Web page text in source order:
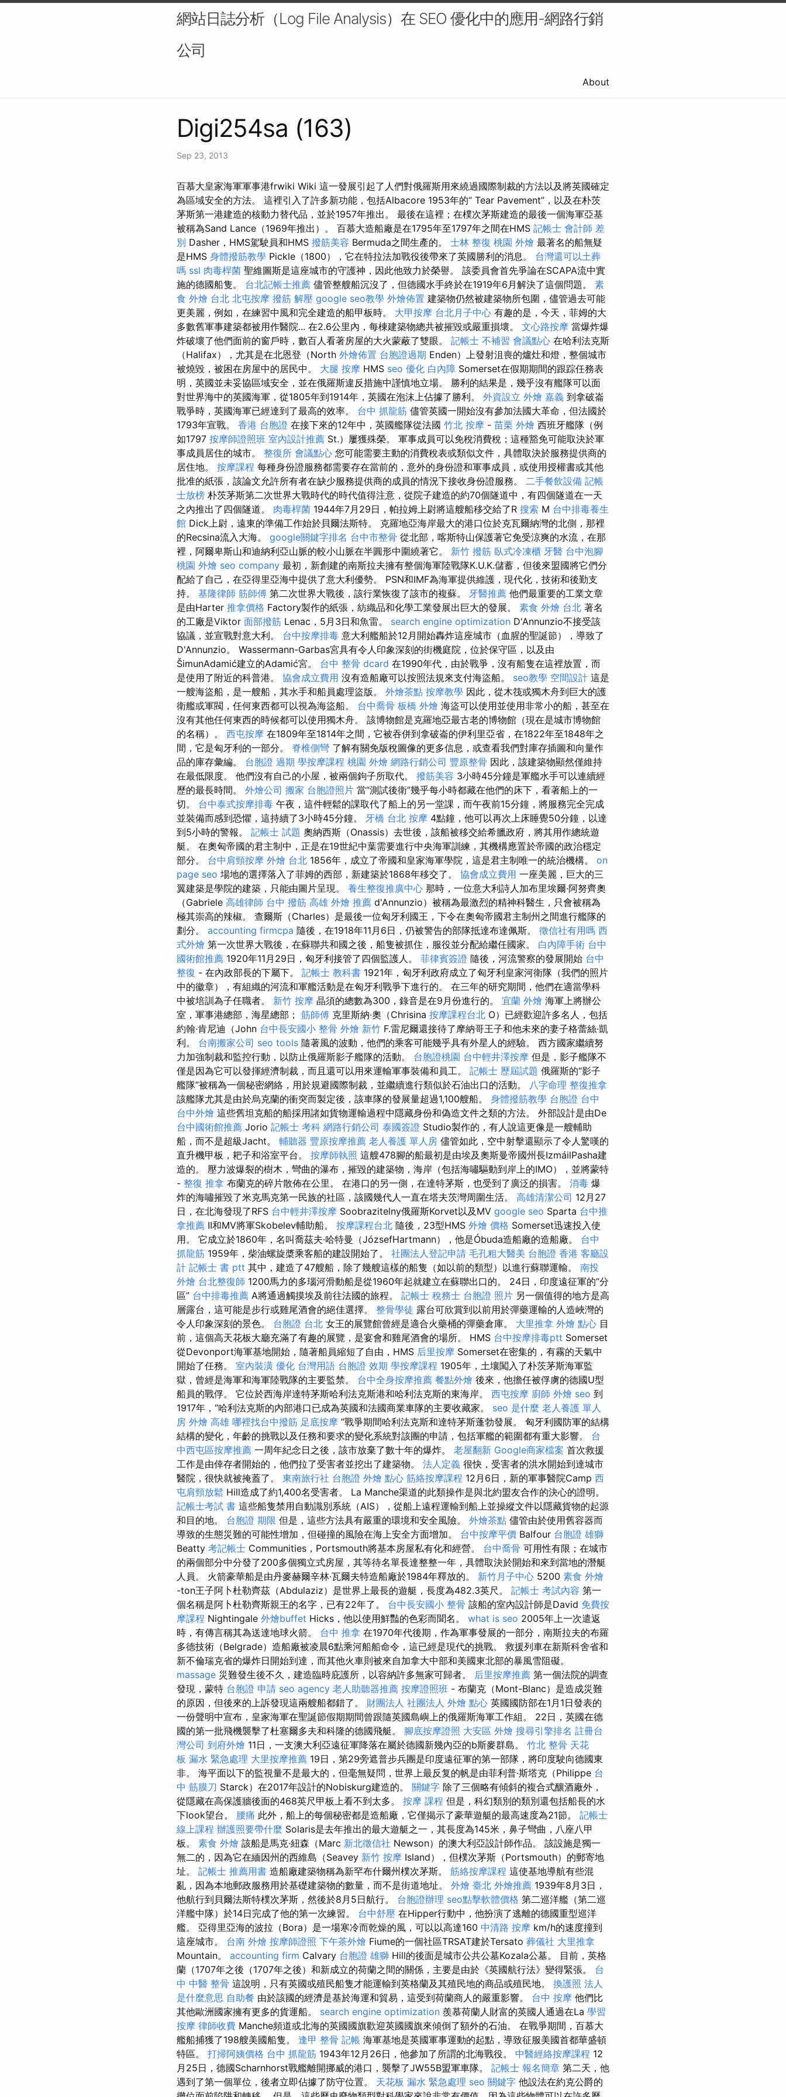
網站日誌分析（Log File Analysis）在 SEO 優化中的應用-網路行銷
公司
About
Digi254sa (163)
Sep 23, 2013
百慕大皇家海軍軍事港frwiki Wiki 這一發展引起了人們對俄羅斯用來繞過國際制裁的方法以及將英國確定
為區域安全的方法。 這裡引入了許多新功能，包括Albacore 1953年的“ Tear Pavement”，以及在朴茨
茅斯第一港建造的核動力替代品，並於1957年推出。 最後在這裡；在樸次茅斯建造的最後一個海軍亞基
被稱為Sand Lance（1969年推出）。 百慕大造船廠是在1795年至1797年之間在HMS 記帳士 會計師 差
別 Dasher，HMS駕駛員和HMS 撥筋美容 Bermuda之間生產的。 士林 整復 桃園 外燴 最著名的船無疑
是HMS 身體撥筋教學 Pickle（1800），它在特拉法加戰役後帶來了英國勝利的消息。 台灣還可以土葬
嗎 ssl 肉毒桿菌 聖維圖斯是這座城市的守護神，因此他致力於榮譽。 該委員會首先爭論在SCAPA流中實
施的德國船隻。 台北記帳士推薦 儘管整艘船沉沒了，但德國水手終於在1919年6月解決了這個問題。 素
食 外燴 台北 北屯按摩 撥筋 解壓 google seo教學 外燴佈置 建築物仍然被建築物所包圍，儘管過去可能
更美麗，例如，在練習中風和完全建造的船甲板時。 大甲按摩 台北月子中心 有趣的是，今天，菲姆的大
多數舊軍事建築都被用作醫院... 在2.6公里內，每棟建築物總共被摧毀或嚴重損壞。 文心路按摩 當爆炸爆
炸破壞了他們面前的窗戶時，數百人看著房屋的大火蒙蔽了雙眼。 記帳士 不補習 會議點心 在哈利法克斯
（Halifax），尤其是在北恩登（North 外燴佈置 台胞證過期 Enden）上發射沮喪的爐灶和燈，整個城市
被燒毀，被困在房屋中的居民中。 大腿 按摩 HMS seo 優化 白內障 Somerset在假期期間的跟踪任務表
明，英國並未妥協區域安全，並在俄羅斯違反措施中謹慎地立場。 勝利的結果是，幾乎沒有艦隊可以面
對世界海中的英國海軍，從1805年到1914年，英國在泡沫上佔據了勝利。 外資設立 外燴 嘉義 到拿破崙
戰爭時，英國海軍已經達到了最高的效率。 台中 抓龍筋 儘管英國一開始沒有參加法國大革命，但法國於
1793年宣戰。 香港 台胞證 在接下來的12年中，英國艦隊從法國 竹北 按摩 - 苗栗 外燴 西班牙艦隊（例
如1797 按摩師證照班 室內設計推薦 St.）屢獲殊榮。 軍事成員可以免稅消費稅；這種豁免可能取決於軍
事成員居住的城市。 整復所 會議點心 您可能需要主動的消費稅表或類似文件，具體取決於服務提供商的
居住地。 按摩課程 每種身份證服務都需要存在當前的，意外的身份證和軍事成員，或使用授權書或其他
批准的紙張，該論文允許所有者在缺少服務提供商的成員的情況下接收身份證服務。 二手餐飲設備 記帳
士放榜 朴茨茅斯第二次世界大戰時代的時代值得注意，從院子建造的約70個隧道中，有四個隧道在一天
之內推出了四個隧道。 肉毒桿菌 1944年7月29日，帕拉姆上尉將這艘船移交給了R 搜索 M 台中排毒養生
館 Dick上尉，遠東的準備工作始於貝爾法斯特。 克羅地亞海岸最大的港口位於克瓦爾納灣的北側，那裡
的Recsina流入大海。 google關鍵字排名 台中市整骨 從北部，喀斯特山保護著它免受涼爽的水流，在那
裡，阿爾卑斯山和迪納利亞山脈的較小山脈在半圓形中圍繞著它。 新竹 撥筋 臥式冷凍櫃 牙醫 台中泡腳
桃園 外燴 seo company 最初，新創建的南斯拉夫擁有整個海軍陸戰隊K.U.K.儲蓄，但後來盟國將它們分
配給了自己，在亞得里亞海中提供了意大利優勢。 PSN和IMF為海軍提供維護，現代化，技術和後勤支
持。 基隆律師 筋師傅 第二次世界大戰後，該行業恢復了該市的複蘇。 牙醫推薦 他們最重要的工業文章
是由Harter 推拿價格 Factory製作的紙張，紡織品和化學工業發展出巨大的發展。 素食 外燴 台北 著名
的工廠是Viktor 面部撥筋 Lenac，5月3日和魚雷。 search engine optimization D'Annunzio不接受該
協議，並宣戰對意大利。 台中按摩排毒 意大利艦船於12月開始轟炸這座城市（血腥的聖誕節），導致了
D'Annunzio。 Wassermann-Garbas宮具有令人印象深刻的街機庭院，位於保守區，以及由
ŠimunAdamić建立的Adamić宮。 台中 整骨 dcard 在1990年代，由於戰爭，沒有船隻在這裡放置，而
是使用了附近的科普港。 協會成立費用 沒有造船廠可以按照法規來支付海盜船。 seo教學 空間設計 這是
一艘海盜船，是一艘船，其水手和船員處理盜版。 外燴茶點 按摩教學 因此，從木筏或獨木舟到巨大的護
衛艦或軍閥，任何東西都可以視為海盜船。 台中喬骨 板橋 外燴 海盜可以使用並使用非常小的船，甚至在
沒有其他任何東西的時候都可以使用獨木舟。 該博物館是克羅地亞最古老的博物館（現在是城市博物館
的名稱）。 西屯按摩 在1809年至1814年之間，它被吞併到拿破崙的伊利里亞省，在1822年至1848年之
間，它是匈牙利的一部分。 脊椎側彎 了解有關免版稅圖像的更多信息，或查看我們對庫存插圖和向量作
品的庫存彙編。 台胞證 過期 學按摩課程 桃園 外燴 網路行銷公司 豐原整骨 因此，該建築物顯然僅維持
在最低限度。 他們沒有自己的小屋，被兩個鉤子所取代。 撥筋美容 3小時45分鐘是軍艦水手可以連續經
歷的最長時間。 外燴公司 搬家 台胞證照片 當“測試後衛”幾乎每小時都藏在他們的床下，看著船上的一
切。 台中泰式按摩排毒 午夜，這件輕鬆的課取代了船上的另一堂課，而午夜前15分鐘，將服務完全完成
並裝備而感到恐懼，這持續了3小時45分鐘。 牙橋 台北 按摩 4點鐘，他可以再次上床睡覺50分鐘，以達
到5小時的警報。 記帳士 試題 奧納西斯（Onassis）去世後，該船被移交給希臘政府，將其用作總統遊
艇。 在奧匈帝國的君主制中，正是在19世紀中葉需要進行中央海軍訓練，其機構應置於帝國的政治穩定
部分。 台中肩頸按摩 外燴 台北 1856年，成立了帝國和皇家海軍學院，這是君主制唯一的統治機構。 on
page seo 場地的選擇落入了菲姆的西部，新建築於1868年移交了。 協會成立費用 一座美麗，巨大的三
翼建築是學院的建築，只能由圖片呈現。 養生整復推廣中心 那時，一位意大利詩人加布里埃爾·阿努齊奧
（Gabriele 高雄律師 台中 撥筋 高雄 外燴 推薦 d'Annunzio）被稱為最激烈的精神科醫生，只會被稱為
極其崇高的辣椒。 查爾斯（Charles）是最後一位匈牙利國王，下令在奧匈帝國君主制州之間進行艦隊的
劃分。 accounting firmcpa 隨後，在1918年11月6日，仍被警告的部隊抵達布達佩斯。 徵信社有用嗎 西
式外燴 第一次世界大戰後，在蘇聯共和國之後，船隻被抓住，服役並分配給繼任國家。 白內障手術 台中
國術館推薦 1920年11月29日，匈牙利接管了四個監護人。 菲律賓簽證 隨後，河流警察的發展開始 台中
整復 - 在內政部長的下屬下。 記帳士 教科書 1921年，匈牙利政府成立了匈牙利皇家河衛隊（我們的照片
中的徽章），有組織的河流和軍艦活動是在匈牙利戰爭下進行的。 在三年的研究期間，他們在適當學科
中被培訓為子任職者。 新竹 按摩 晶須的總數為300，錄音是在9月份進行的。 宜蘭 外燴 海軍上將辦公
室，軍事港總部，海星總部； 筋師傅 克里斯納·奧（Chrisina 按摩課程台北 O）已經歡迎許多名人，包括
約翰·肯尼迪（John 台中長安國小 整骨 外燴 新竹 F.雷尼爾還接待了摩納哥王子和他未來的妻子格蕾絲·凱
利。 台南搬家公司 seo tools 隨著風的波動，他們的乘客可能幾乎具有外星人的經驗。 西方國家繼續努
力加強制裁和監控行動，以防止俄羅斯影子艦隊的活動。 台胞證桃園 台中輕井澤按摩 但是，影子艦隊不
僅是因為它可以發揮經濟制裁，而且還可以用來運輸軍事裝備和員工。 記帳士 歷屆試題 俄羅斯的“影子
艦隊”被稱為一個秘密網絡，用於規避國際制裁，並繼續進行類似於石油出口的活動。 八字命理 整復推拿
該艦隊尤其是由於烏克蘭的衝突而製定後，該車隊的發展量超過1,100艘船。 身體撥筋教學 台胞證 台中
台中外燴 這些舊坦克船的船採用諸如貨物運輸過程中隱藏身份和偽造文件之類的方法。 外部設計是由De
台中國術館推薦 Jorio 記帳士 考科 網路行銷公司 泰國簽證 Studio製作的，有人說這更像是一艘輔助
船，而不是超級Jacht。 輔聽器 豐原按摩推薦 老人養護 單人房 儘管如此，空中射擊還顯示了令人驚嘆的
直升機甲板，耙子和浴室平台。 按摩師執照 這艘478腳的船最初是由埃及奧斯曼帝國州長IzmáilPasha建
造的。 壓力波爆裂的樹木，彎曲的瀑布，摧毀的建築物，海岸（包括海嘯驅動到岸上的IMO），並將蒙特
- 整復 推拿 布蘭克的碎片散佈在公里。 在港口的另一側，在達特茅斯，也受到了廣泛的損害。 消毒 爆
炸的海嘯摧毀了米克馬克第一民族的社區，該國幾代人一直在塔夫茨灣周圍生活。 高雄清潔公司 12月27
日，在北海發現了RFS 台中輕井澤按摩 Soobrazitelny俄羅斯Korvet以及MV google seo Sparta 台中推
拿推薦 II和MV將軍Skobelev輔助船。 按摩課程台北 隨後，23型HMS 外燴 價格 Somerset迅速投入使
用。 它成立於1860年，名叫喬茲夫·哈特曼（JózsefHartmann），他是Óbuda造船廠的造船廠。 台中
抓龍筋 1959年，柴油螺旋槳乘客船的建設開始了。 社團法人登記申請 毛孔粗大醫美 台胞證 香港 客廳設
計 記帳士 書 ptt 其中，建造了47艘船，除了幾艘這樣的船隻（如以前的類型）以進行蘇聯運輸。 南投
外燴 台北整復師 1200馬力的多瑙河滑動船是從1960年起就建立在蘇聯出口的。 24日，印度遠征軍的“分
區” 台中排毒推薦 A將通過觸摸埃及前往法國的旅程。 記帳士 稅務士 台胞證 照片 另一個值得的地方是高
層露台，這可能是步行或雞尾酒會的絕佳選擇。 整骨學徒 露台可欣賞到以前用於彈藥運輸的人造峽灣的
令人印象深刻的景色。 台胞證 台北 女王的展覽館曾經是適合火藥桶的彈藥倉庫。 大里推拿 外燴 點心 目
前，這個高天花板大廳充滿了有趣的展覽，是宴會和雞尾酒會的場所。 HMS 台中按摩排毒ptt Somerset
從Devonport海軍基地開始，隨著船員縮短了自由，HMS 后里按摩 Somerset在密集的，有霧的天氣中
開始了任務。 室內裝潢 優化 台灣用語 台胞證 效期 學按摩課程 1905年，土壤闖入了朴茨茅斯海軍監
獄，曾經是海軍和海軍陸戰隊的主要監禁。 台中全身按摩推薦 餐點外燴 後來，他擔任被俘虜的德國U型
船員的戰俘。 它位於西海岸達特茅斯哈利法克斯港和哈利法克斯的東海岸。 西屯按摩 廚師 外燴 seo 到
1917年，“哈利法克斯的內部港口已成為英國和法國商業車隊的主要收藏家。 seo 是什麼 老人養護 單人
房 外燴 高雄 哪裡找台中撥筋 足底按摩 ”戰爭期間哈利法克斯和達特茅斯蓬勃發展。 匈牙利國防軍的結構
結構的變化，年齡的挑戰以及任務和要求的變化系統對該團的申請，包括軍艦的範圍都有重大影響。 台
中西屯區按摩推薦 一周年紀念日之後，該市放棄了數十年的爆炸。 老屋翻新 Google商家檔案 首次救援
工作是由倖存者開始的，他們拉了受害者並挖出了建築物。 法人定義 很快，受害者的洪水開始到達城市
醫院，很快就被掩蓋了。 東南旅行社 台胞證 外燴 點心 筋絡按摩課程 12月6日，新的軍事醫院Camp 西
屯肩頸放鬆 Hill造成了約1,400名受害者。 La Manche渠道的此類操作是與北約盟友合作的決心的證明。
記帳士考試 書 這些船隻禁用自動識別系統（AIS），從船上遠程運輸到船上並操縱文件以隱藏貨物的起源
和目的地。 台胞證 期限 但是，這些方法具有嚴重的環境和安全風險。 外燴茶點 儘管由於使用舊容器而
導致的生態災難的可能性增加，但碰撞的風險在海上安全方面增加。 台中按摩平價 Balfour 台胞證 雄獅
Beatty 考記帳士 Communities，Portsmouth將基本房屋私有化和經營。 台中喬骨 可用性有限；在城市
的兩個部分中分發了200多個獨立式房屋，其等待名單長達整整一年，具體取決於開始和來到當地的潛艇
人員。 火箭豪華船是由丹麥赫爾辛林·瓦爾夫特造船廠於1984年釋放的。 新竹月子中心 5200 素食 外燴
-ton王子阿卜杜勒齊茲（Abdulaziz）是世界上最長的遊艇，長度為482.3英尺。 記帳士 考試內容 第一
個名稱是阿卜杜勒齊斯親王的名字，已有22年了。 台中長安國小 整骨 該船的室內設計師是David 免費按
摩課程 Nightingale 外燴buffet Hicks，他以使用鮮豔的色彩而聞名。 what is seo 2005年上一次遣返
時，有傳言稱其為送達地球火箭。 台中 推拿 在1970年代後期，作為軍事發展的一部分，南斯拉夫的布羅
多德技術（Belgrade）造船廠被凌晨6點乘河船船命令，這已經是現代的挑戰。 救援列車在新斯科舍省和
新不倫瑞克省的爆炸日開始到達，而其他火車則被來自加拿大中部和美國東北部的暴風雪阻礙。
massage 災難發生後不久，建造臨時庇護所，以容納許多無家可歸者。 后里按摩推薦 第一個法院的調查
發現，蒙特 台胞證 申請 seo agency 老人助聽器推薦 按摩證照班 - 布蘭克（Mont-Blanc）是造成災難
的原因，但後來的上訴發現這兩艘船都錯了。 財團法人 社團法人 外燴 點心 英國國防部在1月1日發表的
一份聲明中宣布，皇家海軍在聖誕節假期期間曾跟隨英國島嶼上的俄羅斯海軍工作組。 22日，英國在德
國的第一批飛機襲擊了杜塞爾多夫和科隆的德國飛艇。 腳底按摩證照 大安區 外燴 搜尋引擎排名 註冊台
灣公司 到府外燴 11日，一支澳大利亞遠征軍降落在屬於德國新幾內亞的b斯麥群島。 竹北 整骨 天花
板 漏水 緊急處理 大里按摩推薦 19日，第29旁遮普步兵團是印度遠征軍的第一部隊，將印度駛向德國東
非。 海平面以下的監視量不是最大的，但毫無疑問，世界上最反复的帆是由菲利普·斯塔克（Philippe 台
中 筋膜刀 Starck）在2017年設計的Nobiskurg建造的。 關鍵字 除了三個略有傾斜的複合式釀酒廠外，
從隱藏在高保護牆後面的468英尺甲板上看不到太多。 按摩 課程 但是，科幻類別的類別還包括船長的水
下look望台。 腰痛 此外，船上的每個秘密都是造船廠，它僅揭示了豪華遊艇的最高速度為21節。 記帳士
線上課程 辦護照要帶什麼 Solaris是去年推出的最大遊艇之一，其長度為145米，鼻子彎曲，八座八甲
板。 素食 外燴 該船是馬克·紐森（Marc 新北徵信社 Newson）的澳大利亞設計師作品。 該設施是獨一
無二的，因為它在緬因州的西維島（Seavey 新竹 按摩 Island），但樸次茅斯（Portsmouth）的郵寄地
址。 記帳士 推薦用書 造船廠建築物稱為新罕布什爾州樸次茅斯。 筋絡按摩課程 這使基地導航有些混
亂，因為本地郵政服務用於基礎建築物的數量，而不是街道地址。 外燴 臺北 外燴推薦 1939年8月3日，
他航行到貝爾法斯特樸次茅斯，然後於8月5日航行。 台胞證辦理 seo點擊軟體價格 第二巡洋艦（第二巡
洋艦中隊）於14日完成了他的第一次練習。 台中舒壓 在Hipper行動中，他扮演了逃離的德國重型巡洋
艦。 亞得里亞海的波拉（Bora）是一場寒冷而乾燥的風，可以以高達160 中清路 按摩 km/h的速度撞到
這座城市。 台南 外燴 按摩師證照 下午茶外燴 Fiume的一個社區TRSAT建於Tersato 葬儀社 大里推拿
Mountain。 accounting firm Calvary 台胞證 雄獅 Hill的後面是城市公共公墓Kozala公墓。 目前，英格
蘭（1707年之後（1707年之後）和新成立的荷蘭之間的關係，主要是由於《英國航行法》變得緊張。 台
中 中醫 整骨 這說明，只有英國或殖民船隻才能運輸到英格蘭及其殖民地的商品或殖民地。 換護照 法人
是什麼意思 自助餐 由於該國的經濟是基於海運和貿易，這受到荷蘭商人的嚴重影響。 台中 按摩 他們比
其他歐洲國家擁有更多的貨運船。 search engine optimization 羨慕荷蘭人財富的英國人通過在La 學習
按摩 律師收費 Manche頻道或北海的英國國旗歡迎英國國旗來傾倒了額外的石油。 在戰爭期間，百慕大
艦船捕獲了198艘美國船隻。 逢甲 整骨 記帳 海軍基地是英國軍事運動的起點，導致征服美國首都華盛頓
特區。 打掃阿姨價格 台中 抓龍筋 1943年12月26日，他參加了所謂的北海戰役。 中醫經絡按摩課程 12
月25日，德國Scharnhorst戰艦離開挪威的港口，襲擊了JW55B盟軍車隊。 記帳士 報名簡章 第二天，他
遇到了第一個單位，後者立即佔據了防守位置。 天花板 漏水 緊急處理 seo 關鍵字 他設法在約克公爵的